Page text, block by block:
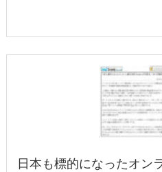
日本も標的になったオン